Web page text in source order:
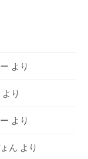
より
より
より
ん より